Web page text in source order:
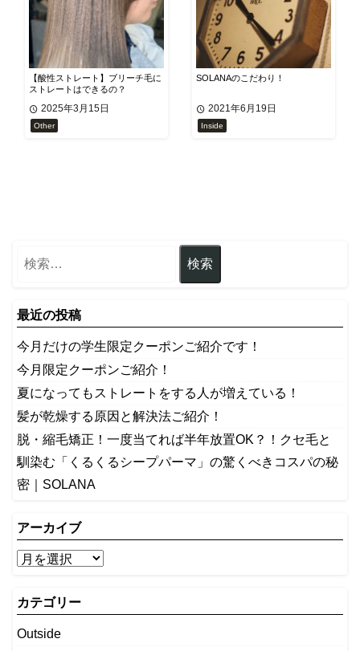
【酸性ストレート】ブリーチ毛に
ストレートはできるの？
2025年3月15日
Other
SOLANAのこだわり！
2021年6月19日
Inside
最近の投稿
今月だけの学生限定クーポンご紹介です！
今月限定クーポンご紹介！
夏になってもストレートをする人が増えている！
髪が乾燥する原因と解決法ご紹介！
脱・縮毛矯正！一度当てれば半年放置OK？！クセ毛と
馴染む「くるくるシープパーマ」の驚くべきコスパの秘
密｜SOLANA
アーカイブ
カテゴリー
Outside